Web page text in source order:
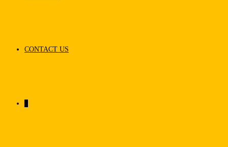
CONTACT US